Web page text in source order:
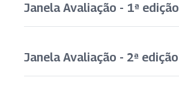
Janela Avaliação - 1ª edição
Janela Avaliação - 2ª edição